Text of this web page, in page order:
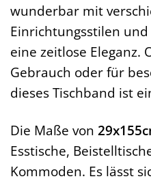
wunderbar mit
Einrichtungsstilen
eine zeitlose Eleganz.
Gebrauch oder für
dieses Tischband ist
Die Maße von
Esstische,
Kommoden. Es lässt